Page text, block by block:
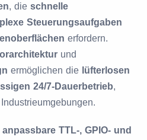
, die schnelle
Steuerungsaufgaben
erfordern.
und
ermöglichen die lüfterlosen
24/7-Dauerbetrieb,
anpassbare TTL-, GPIO- und